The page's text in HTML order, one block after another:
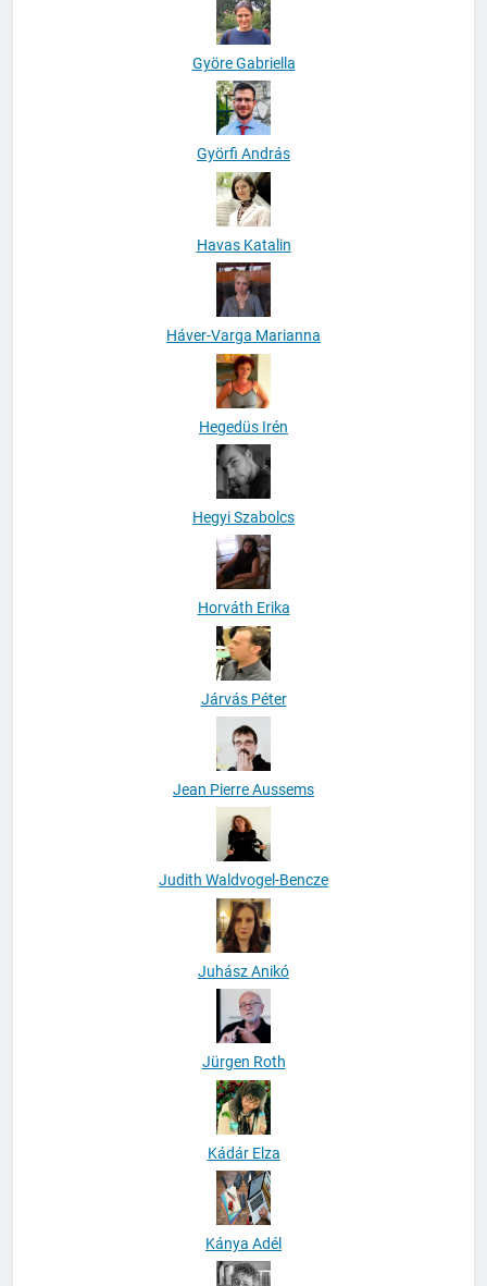
Györe Gabriella
Györfi András
Havas Katalin
Háver-Varga Marianna
Hegedüs Irén
Hegyi Szabolcs
Horváth Erika
Járvás Péter
Jean Pierre Aussems
Judith Waldvogel-Bencze
Juhász Anikó
Jürgen Roth
Kádár Elza
Kánya Adél